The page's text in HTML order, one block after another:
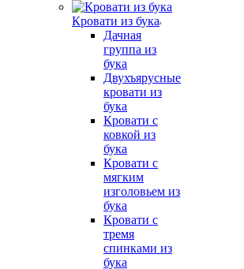
Кровати из бука
Дачная
группа из
бука
Двухъярусные
кровати из
бука
Кровати с
ковкой из
бука
Кровати с
мягким
изголовьем из
бука
Кровати с
тремя
спинками из
бука